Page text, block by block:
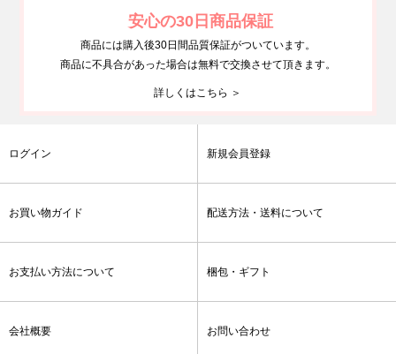
安心の30日商品保証
商品には購入後30日間品質保証がついています。
商品に不具合があった場合は無料で交換させて頂きます。
詳しくはこちら ＞
ログイン 新規会員登録
お買い物ガイド 配送方法・送料について
お支払い方法について 梱包・ギフト
会社概要 お問い合わせ